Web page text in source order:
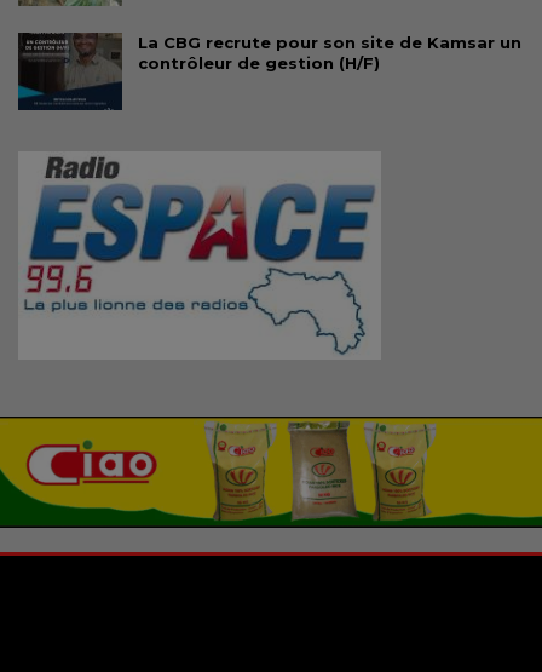
La CBG recrute pour son site de Kamsar un
contrôleur de gestion (H/F)